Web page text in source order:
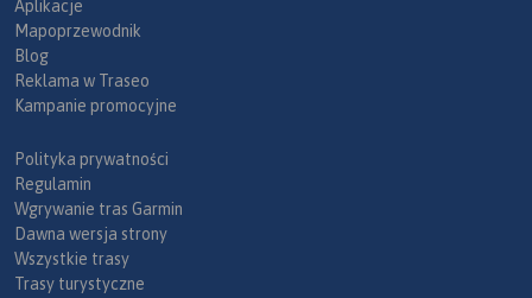
Aplikacje
Mapoprzewodnik
Blog
Reklama w Traseo
Kampanie promocyjne
Polityka prywatności
Regulamin
Wgrywanie tras Garmin
Dawna wersja strony
Wszystkie trasy
Trasy turystyczne